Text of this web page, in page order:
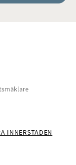
INNERSTADEN